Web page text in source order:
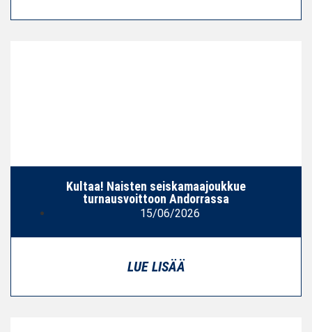
Kultaa! Naisten seiskamaajoukkue
turnausvoittoon Andorrassa
15/06/2026
LUE LISÄÄ